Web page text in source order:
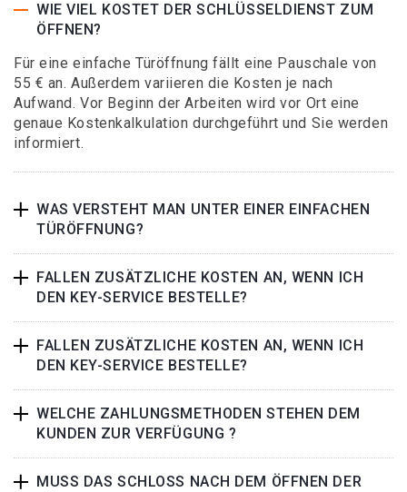
WIE VIEL KOSTET DER SCHLÜSSELDIENST ZUM
ÖFFNEN?
Für eine einfache Türöffnung fällt eine Pauschale von
55 € an. Außerdem variieren die Kosten je nach
Aufwand. Vor Beginn der Arbeiten wird vor Ort eine
genaue Kostenkalkulation durchgeführt und Sie werden
informiert.
WAS VERSTEHT MAN UNTER EINER EINFACHEN
TÜRÖFFNUNG?
FALLEN ZUSÄTZLICHE KOSTEN AN, WENN ICH
DEN KEY-SERVICE BESTELLE?
FALLEN ZUSÄTZLICHE KOSTEN AN, WENN ICH
DEN KEY-SERVICE BESTELLE?
WELCHE ZAHLUNGSMETHODEN STEHEN DEM
KUNDEN ZUR VERFÜGUNG ?
MUSS DAS SCHLOSS NACH DEM ÖFFNEN DER